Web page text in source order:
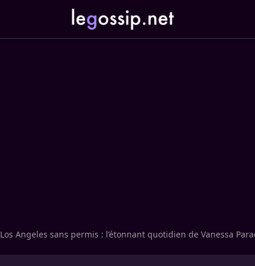
Los Angeles sans permis : l’étonnant quotidien de Vanessa